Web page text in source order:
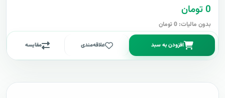
0 تومان
بدون مالیات: 0 تومان
افزودن به سبد علاقه‌مندی مقایسه